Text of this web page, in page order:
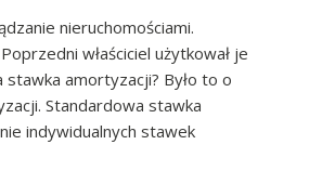
nieruchomościami.
właściciel użytkował je
stawka amortyzacji? Było to o
Standardowa stawka
indywidualnych stawek